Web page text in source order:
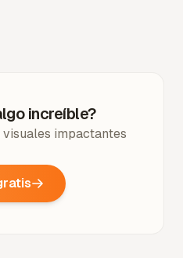
increíble?
impactantes